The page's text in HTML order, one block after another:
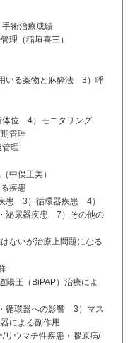
術治療成績
理（稲垣喜三）
る薬物と麻酔法 3）呼
4）モニタリング
管理
理
中俣正美）
疾患
3）循環器疾患 4）
泌尿器疾患 7）その他の
ないが治療上問題になる
圧（BiPAP）治療によ
環器への影響 3）マス
による副作用
ウマチ性疾患・膠原病/